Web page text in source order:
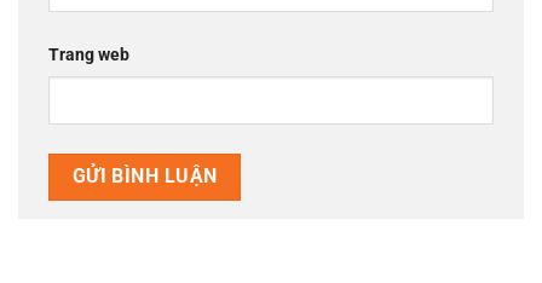
Trang web